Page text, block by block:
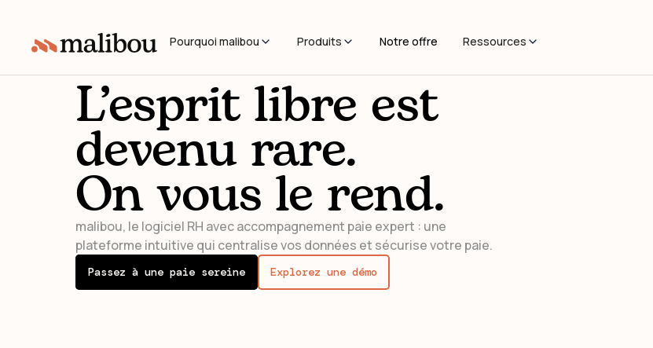
Pourquoi malibou Produits Notre offre Ressources
L’esprit libre est
devenu rare.
On vous le rend.
malibou, le logiciel RH avec accompagnement paie expert : une
plateforme intuitive qui centralise vos données et sécurise votre paie.
Passez à une paie sereine Explorez une démo